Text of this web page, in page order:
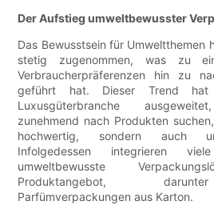
Der Aufstieg umweltbewusster
Das Bewusstsein für Umweltthemen
stetig zugenommen, was zu
Verbraucherpräferenzen hin zu
geführt hat. Dieser Trend
Luxusgüterbranche
zunehmend nach Produkten
hochwertig, sondern auch
Infolgedessen integrieren
umweltbewusste
Produktangebot,
Parfümverpackungen aus Karton.